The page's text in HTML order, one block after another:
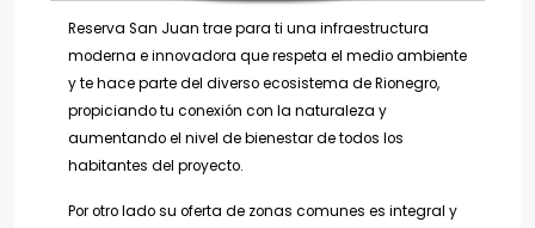
Reserva San Juan trae para ti una infraestructura
moderna e innovadora que respeta el medio ambiente
y te hace parte del diverso ecosistema de Rionegro,
propiciando tu conexión con la naturaleza y
aumentando el nivel de bienestar de todos los
habitantes del proyecto.
Por otro lado su oferta de zonas comunes es integral y